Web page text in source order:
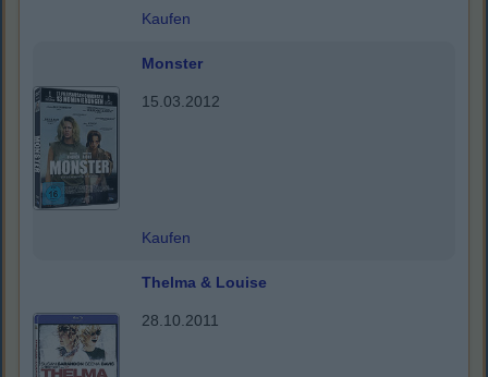
Kaufen
Monster
15.03.2012
Kaufen
Thelma & Louise
28.10.2011